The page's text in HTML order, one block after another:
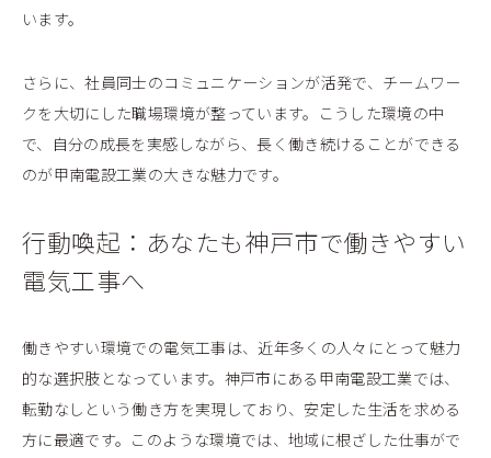
います。
さらに、社員同士のコミュニケーションが活発で、チームワー
クを大切にした職場環境が整っています。こうした環境の中
で、自分の成長を実感しながら、長く働き続けることができる
のが甲南電設工業の大きな魅力です。
行動喚起：あなたも神戸市で働きやすい
電気工事へ
働きやすい環境での電気工事は、近年多くの人々にとって魅力
的な選択肢となっています。神戸市にある甲南電設工業では、
転勤なしという働き方を実現しており、安定した生活を求める
方に最適です。このような環境では、地域に根ざした仕事がで